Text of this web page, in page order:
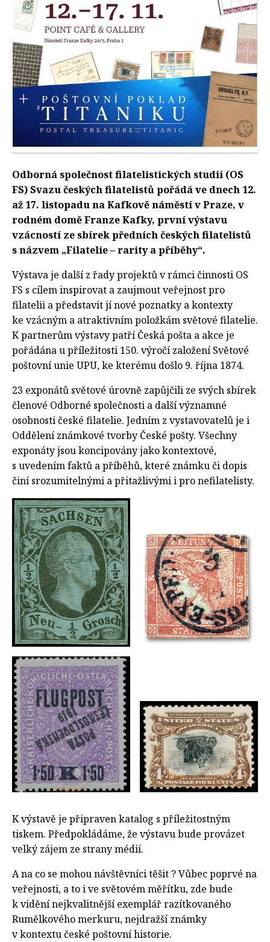
Odborná společnost filatelistických studií (OS
FS) Svazu českých filatelistů pořádá ve dnech 12.
až 17. listopadu na Kafkově náměstí v Praze, v
rodném domě Franze Kafky, první výstavu
vzácností ze sbírek předních českých filatelistů
s názvem „Filatelie – rarity a příběhy“.
Výstava je další z řady projektů v rámci činnosti OS
FS s cílem inspirovat a zaujmout veřejnost pro
filatelii a představit jí nové poznatky a kontexty
ke vzácným a atraktivním položkám světové filatelie.
K partnerům výstavy patří Česká pošta a akce je
pořádána u příležitosti 150. výročí založení Světové
poštovní unie UPU, ke kterému došlo 9. října 1874.
23 exponátů světové úrovně zapůjčili ze svých sbírek
členové Odborné společnosti a další významné
osobnosti české filatelie. Jedním z vystavovatelů je i
Oddělení známkové tvorby České pošty. Všechny
exponáty jsou koncipovány jako kontextové,
s uvedením faktů a příběhů, které známku či dopis
činí srozumitelnými a přitažlivými i pro nefilatelisty.
K výstavě je připraven katalog s příležitostným
tiskem. Předpokládáme, že výstavu bude provázet
velký zájem ze strany médií.
A na co se mohou návštěvníci těšit ? Vůbec poprvé na
veřejnosti, a to i ve světovém měřítku, zde bude
k vidění nejkvalitnější exemplář razítkovaného
Rumělkového merkuru, nejdražší známky
v kontextu české poštovní historie.